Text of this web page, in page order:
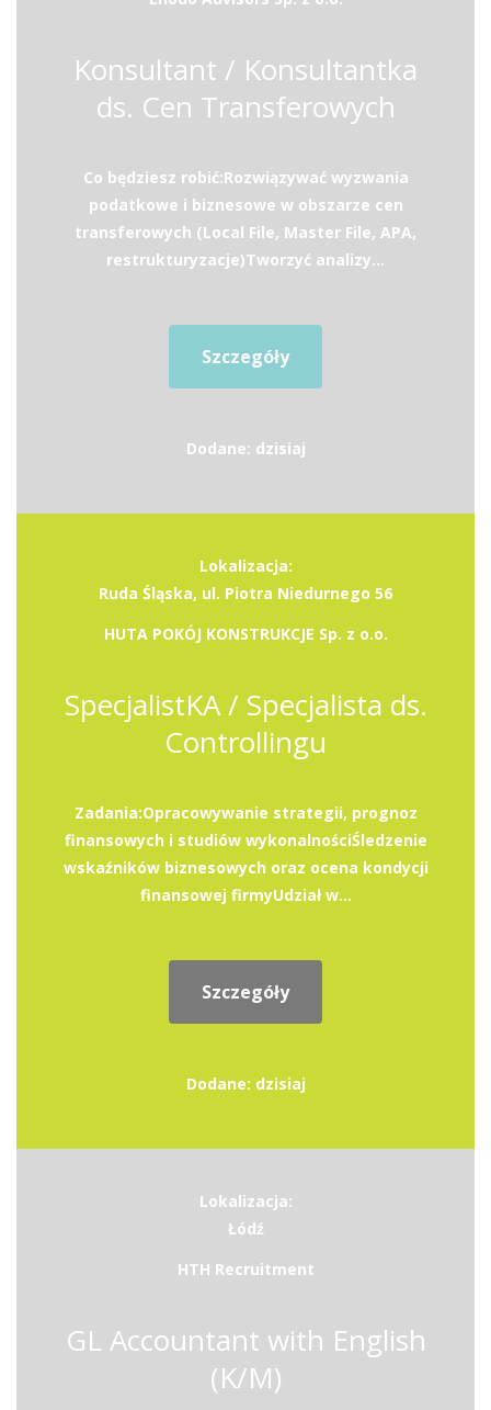
Konsultant / Konsultantka
ds. Cen Transferowych
Co będziesz robić:Rozwiązywać wyzwania
podatkowe i biznesowe w obszarze cen
transferowych (Local File, Master File, APA,
restrukturyzacje)Tworzyć analizy...
Szczegóły
Dodane: dzisiaj
Lokalizacja:
Ruda Śląska, ul. Piotra Niedurnego 56
HUTA POKÓJ KONSTRUKCJE Sp. z o.o.
SpecjalistKA / Specjalista ds.
Controllingu
Zadania:Opracowywanie strategii, prognoz
finansowych i studiów wykonalnościŚledzenie
wskaźników biznesowych oraz ocena kondycji
finansowej firmyUdział w...
Szczegóły
Dodane: dzisiaj
Lokalizacja:
Łódź
HTH Recruitment
GL Accountant with English
(K/M)